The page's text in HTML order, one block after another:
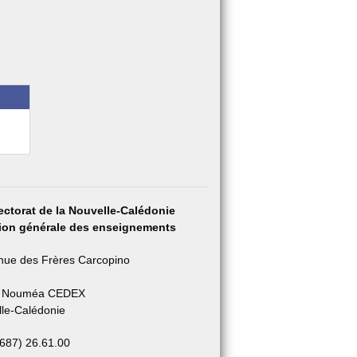
de la Nouvelle-Calédonie
générale des enseignements
des Frères Carcopino
CEDEX
Calédonie
26.61.00